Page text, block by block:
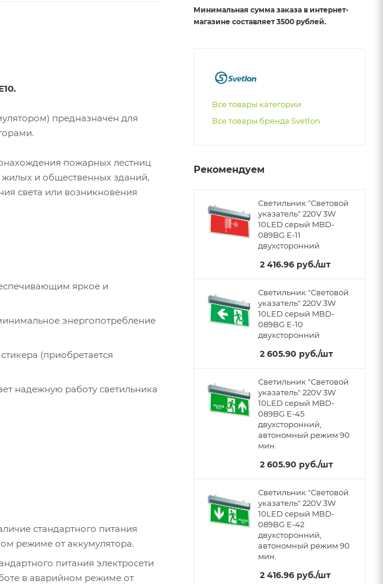
предназначен для
пожарных лестниц
жилых и общественных зданий,
света или возникновения
яркое и
энергопотребление
(приобретается
надежную работу светильника
стандартного питания
режиме от аккумулятора.
питания электросети
в аварийном режиме от
Минимальная сумма заказа в интернет-
магазине составляет 3500 рублей.
Все товары категории
Все товары бренда Svetlon
Рекомендуем
Светильник "Световой
указатель" 220V 3W
10LED серый MBD-
089BG Е-11
двухсторонний
2 416.96 руб./шт
Светильник "Световой
указатель" 220V 3W
10LED серый MBD-
089BG Е-10
двухсторонний
2 605.90 руб./шт
Светильник "Световой
указатель" 220V 3W
10LED серый MBD-
089BG Е-45
двухсторонний,
автономный режим 90
мин.
2 605.90 руб./шт
Светильник "Световой
указатель" 220V 3W
10LED серый MBD-
089BG Е-42
двухсторонний,
автономный режим 90
мин.
2 416.96 руб./шт